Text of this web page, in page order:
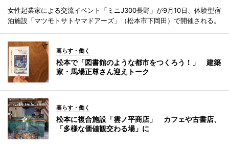
女性起業家による交流イベント「ミニJ300長野」が9月10日、体験型宿
泊施設「マツモトサトヤマドアーズ」（松本市下岡田）で開催される。
暮らす・働く
松本で「図書館のような都市をつくろう！」 建築
家・馬場正尊さん迎えトーク
暮らす・働く
松本に複合施設「雲ノ平商店」 カフェや古書店、
「多様な価値観交わる場」に